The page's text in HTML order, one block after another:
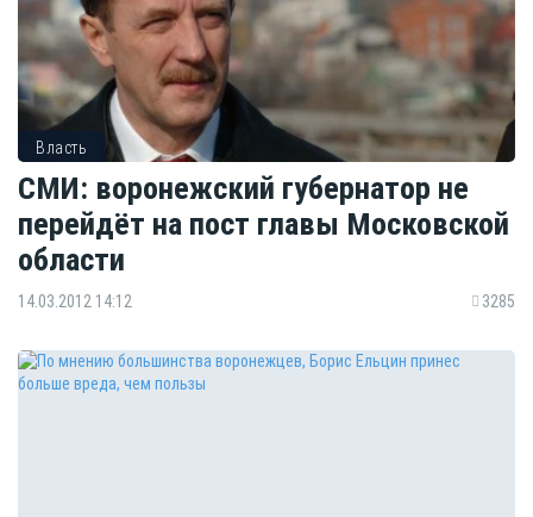
Власть
СМИ: воронежский губернатор не
перейдёт на пост главы Московской
области
14.03.2012 14:12 3285